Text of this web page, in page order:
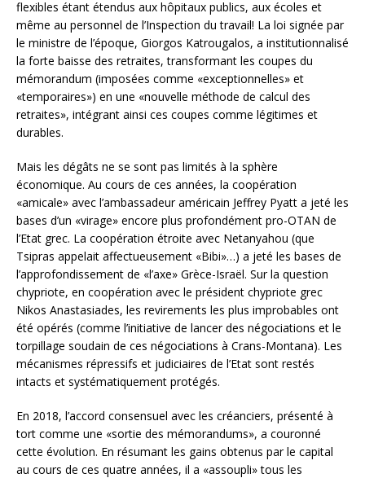
flexibles étant étendus aux hôpitaux publics, aux écoles et
même au personnel de l’Inspection du travail! La loi signée par
le ministre de l’époque, Giorgos Katrougalos, a institutionnalisé
la forte baisse des retraites, transformant les coupes du
mémorandum (imposées comme «exceptionnelles» et
«temporaires») en une «nouvelle méthode de calcul des
retraites», intégrant ainsi ces coupes comme légitimes et
durables.
Mais les dégâts ne se sont pas limités à la sphère
économique. Au cours de ces années, la coopération
«amicale» avec l’ambassadeur américain Jeffrey Pyatt a jeté les
bases d’un «virage» encore plus profondément pro-OTAN de
l’Etat grec. La coopération étroite avec Netanyahou (que
Tsipras appelait affectueusement «Bibi»…) a jeté les bases de
l’approfondissement de «l’axe» Grèce-Israël. Sur la question
chypriote, en coopération avec le président chypriote grec
Nikos Anastasiades, les revirements les plus improbables ont
été opérés (comme l’initiative de lancer des négociations et le
torpillage soudain de ces négociations à Crans-Montana). Les
mécanismes répressifs et judiciaires de l’Etat sont restés
intacts et systématiquement protégés.
En 2018, l’accord consensuel avec les créanciers, présenté à
tort comme une «sortie des mémorandums», a couronné
cette évolution. En résumant les gains obtenus par le capital
au cours de ces quatre années, il a «assoupli» tous les